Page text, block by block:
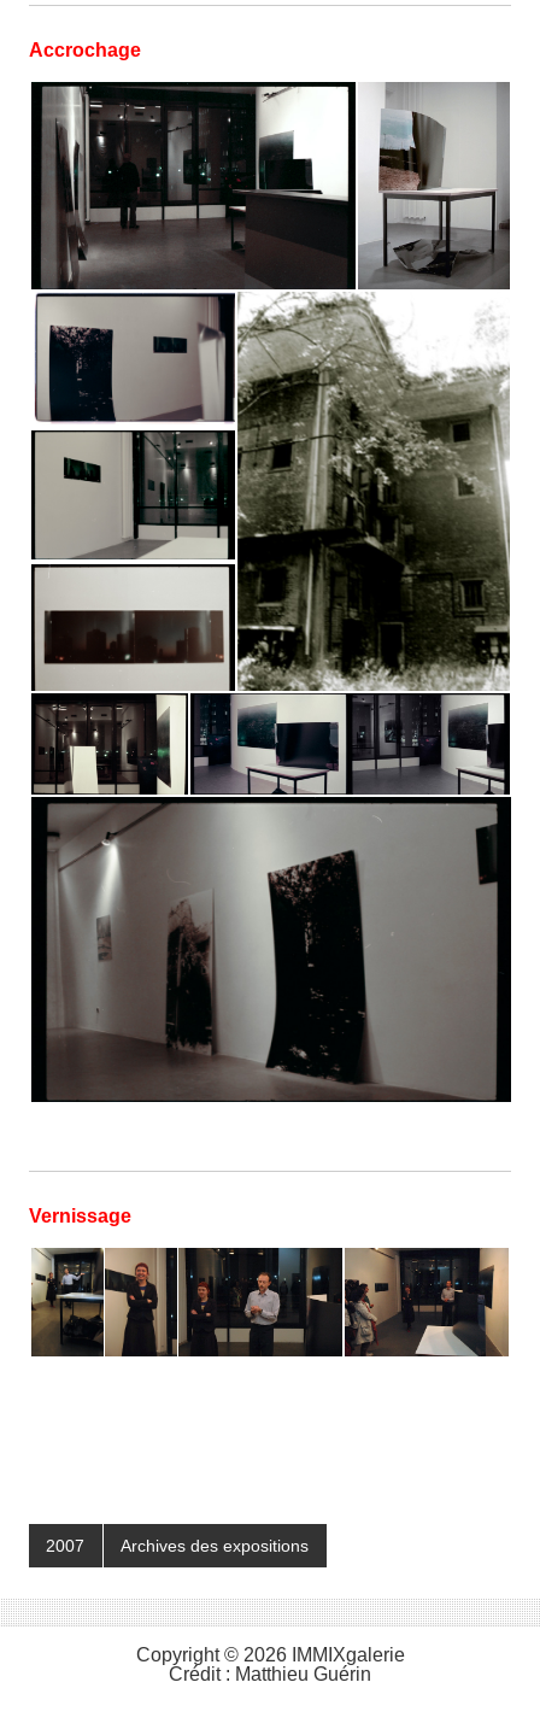
Accrochage
Vernissage
2007 Archives des expositions
Copyright © 2026 IMMIXgalerie
Crédit : Matthieu Guérin